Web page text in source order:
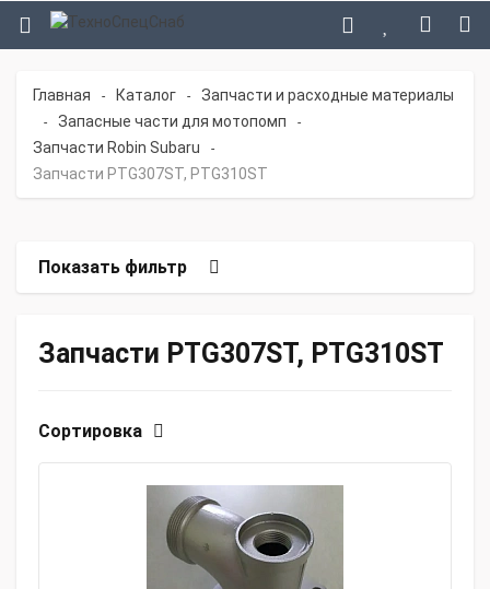
Главная - Каталог - Запчасти и расходные материалы
- Запасные части для мотопомп -
Запчасти Robin Subaru -
Запчасти PTG307ST, PTG310ST
Показать фильтр
Запчасти PTG307ST, PTG310ST
Сортировка